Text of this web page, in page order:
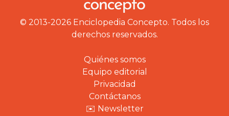
© 2013-2026 Enciclopedia Concepto. Todos los
derechos reservados.
Quiénes somos
Equipo editorial
Privacidad
Contáctanos
✉️ Newsletter